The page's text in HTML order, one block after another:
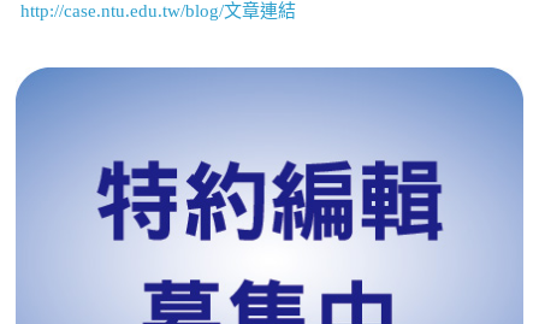
http://case.ntu.edu.tw/blog/文章連結